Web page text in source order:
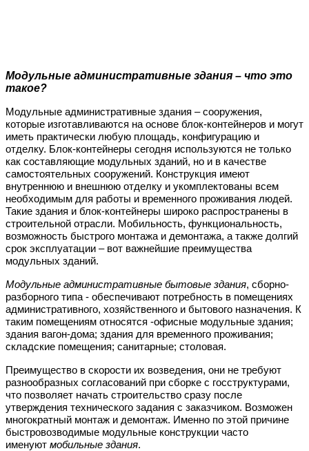
Модульные административные здания – что это
такое?
Модульные административные здания – сооружения,
которые изготавливаются на основе блок-контейнеров и могут
иметь практически любую площадь, конфигурацию и
отделку. Блок-контейнеры сегодня используются не только
как составляющие модульных зданий, но и в качестве
самостоятельных сооружений. Конструкция имеют
внутреннюю и внешнюю отделку и укомплектованы всем
необходимым для работы и временного проживания людей.
Такие здания и блок-контейнеры широко распространены в
строительной отрасли. Мобильность, функциональность,
возможность быстрого монтажа и демонтажа, а также долгий
срок эксплуатации – вот важнейшие преимущества
модульных зданий.
Модульные административные бытовые здания, сборно-
разборного типа - обеспечивают потребность в помещениях
административного, хозяйственного и бытового назначения. К
таким помещениям относятся -офисные модульные здания;
здания вагон-дома; здания для временного проживания;
складские помещения; санитарные; столовая.
Преимущество в скорости их возведения, они не требуют
разнообразных согласований при сборке с госструктурами,
что позволяет начать строительство сразу после
утверждения технического задания с заказчиком. Возможен
многократный монтаж и демонтаж. Именно по этой причине
быстровозводимые модульные конструкции часто
именуют мобильные здания.